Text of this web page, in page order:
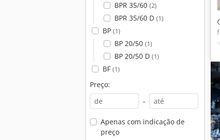
BPR 35/60 (2)
BPR 35/60 D (1)
BP (1)
BP 20/50 (1)
BP 20/50 D (1)
BF (1)
Preço:
-
Apenas com indicação de
preço